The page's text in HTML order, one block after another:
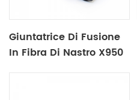
Giuntatrice Di Fusione
In Fibra Di Nastro X950